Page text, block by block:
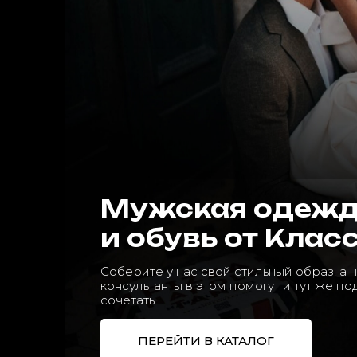
ПЕРЕЙТИ В КАТАЛОГ
Соберите у нас свой стильный образ,
консультанты в этом помогут и тут же
сочетать.
Мужская
и обувь от